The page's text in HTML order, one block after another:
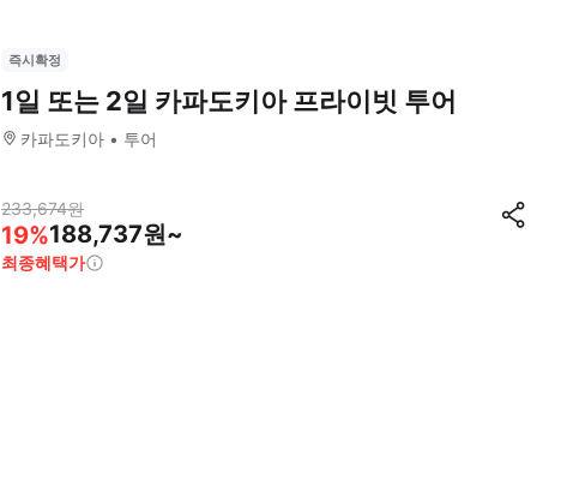
즉시확정
1일 또는 2일 카파도키아 프라이빗 투어
카파도키아 투어
233,674원
19%188,737원~
최종혜택가